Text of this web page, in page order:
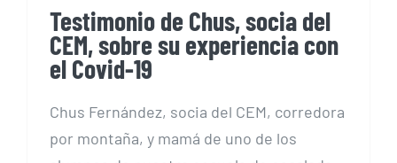
Testimonio de Chus, socia del
CEM, sobre su experiencia con
el Covid-19
Chus Fernández, socia del CEM, corredora
por montaña, y mamá de uno de los